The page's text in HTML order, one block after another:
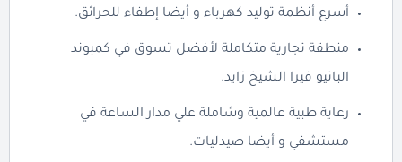
أسرع أنظمة توليد كهرباء و أيضا إطفاء للحرائق.
منطقة تجارية متكاملة لأفضل تسوق في كمبوند
الباتيو فيرا الشيخ زايد.
رعاية طبية عالمية وشاملة علي مدار الساعة في
مستشفي و أيضا صيدليات.